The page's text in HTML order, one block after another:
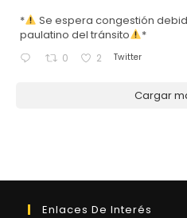
*
Se espera congestión
paulatino del tránsito
*
0 2 Twitter
Cargar
Enlaces De Interés